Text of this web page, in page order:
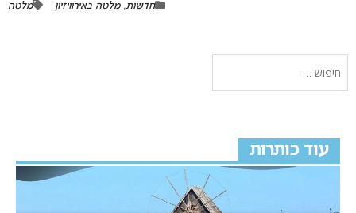
חדשות,מלטה באירוויזיון מלטה
עוד כותרות